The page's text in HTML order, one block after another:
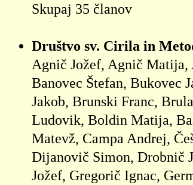
Skupaj 35 članov
Društvo sv. Cirila in
Agnič Jožef, Agnič Matija,
Banovec Štefan, Bukovec
Jakob, Brunski Franc,
Ludovik, Boldin Matija,
Matevž, Campa Andrej,
Dijanovič Simon, Drobnič
Jožef, Gregorič Ignac,